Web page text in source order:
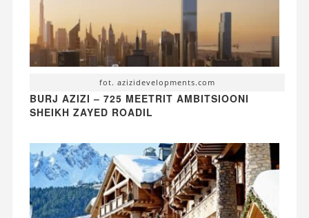
fot. azizidevelopments.com
BURJ AZIZI – 725 MEETRIT AMBITSIOONI
SHEIKH ZAYED ROADIL